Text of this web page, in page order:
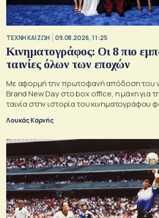
TΕΧΝΗ ΚΑΙ ΖΩΗ 09.08.2026, 11:25
Κινηματογράφος: Οι 8 πιο
ταινίες όλων των εποχών
Με αφορμή την πρωτοφανή απόδοση του
Brand New Day στο box office, η μάχη για
ταινία στην ιστορία του κινηματογράφου
Λουκάς Καρνής